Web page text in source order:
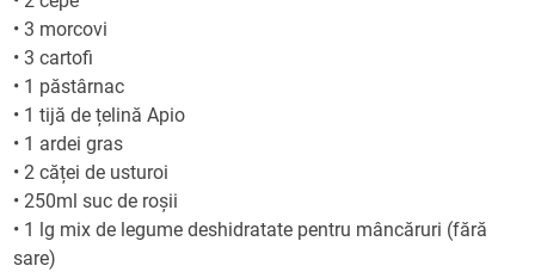
•3 morcovi
•3 cartofi
• 1 păstârnac
• 1 tijă de țelină Apio
• 1 ardei gras
• 2 căței de usturoi
• 250ml suc de roșii
• 1 lg mix de legume deshidratate pentru mâncăruri (fără
sare)